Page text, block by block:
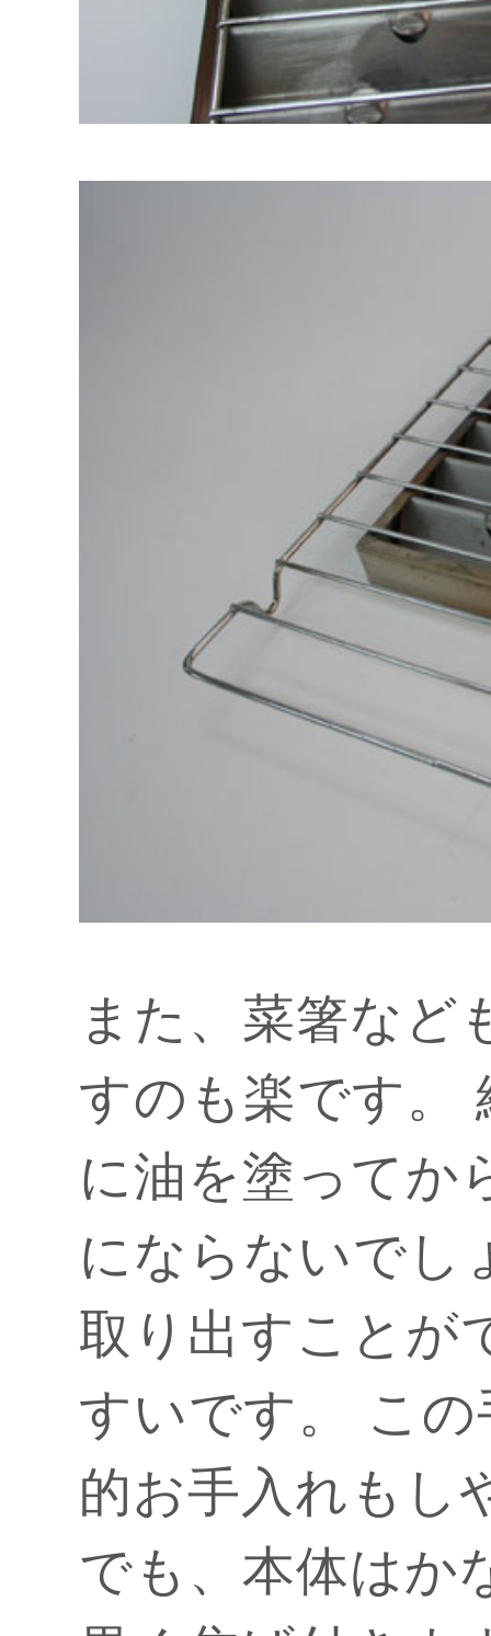
また、菜箸など
すのも楽です。
に油を塗ってか
にならないでし
取り出すことが
すいです。 こ
的お手入れもし
でも、本体はか